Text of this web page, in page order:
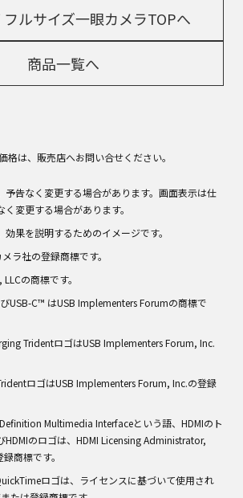
フルサイズ一眼カメラTOPへ
商品一覧へ
は、販売店へお問い合せください。
予告なく変更する場合があります。画面表示は仕
変更する場合があります。
果を説明するためのイメージです。
ラ社の登録商標です。
の商標です。
USB-C™ はUSB Implementers Forumの商標で
TridentロゴはUSB Implementers Forum, Inc.
ロゴはUSB Implementers Forum, Inc.の登録
Multimedia Interfaceという語、HDMIのト
HDMIのロゴは、HDMI Licensing Administrator,
商標です。
ロゴは、ライセンスに基づいて使用され